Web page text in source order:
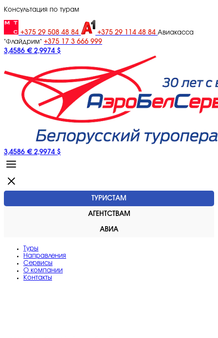
Консультация по турам
+375 29 508 48 84 +375 29 114 48 84 Авиакасса
"Флайдрим" +375 17 3 666 999
3,4586 € 2,9974 $
3,4586 € 2,9974 $
ТУРИСТАМ
АГЕНТСТВАМ
АВИА
Туры
Направления
Сервисы
O компании
Контакты